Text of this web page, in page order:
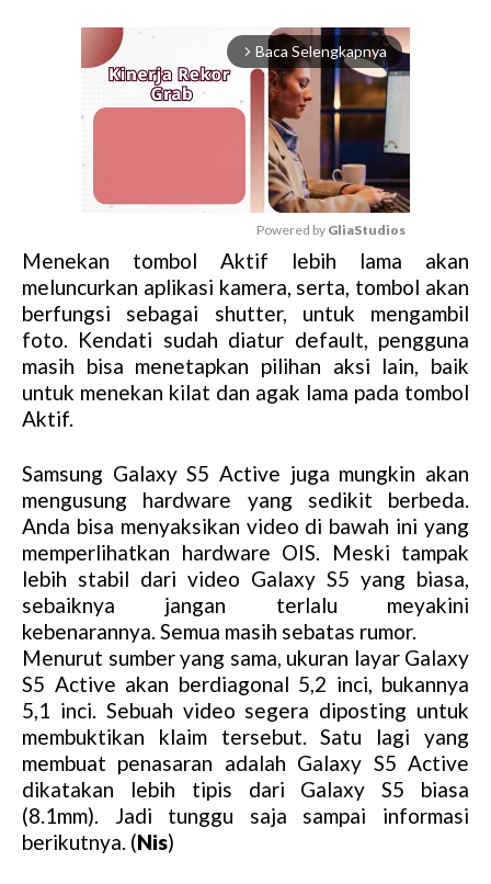
arrow_forward_ios Baca Selengkapnya
M
u
t
e
Powered by GliaStudios
Menekan tombol Aktif lebih lama akan
meluncurkan aplikasi kamera, serta, tombol akan
berfungsi sebagai shutter, untuk mengambil
foto. Kendati sudah diatur default, pengguna
masih bisa menetapkan pilihan aksi lain, baik
untuk menekan kilat dan agak lama pada tombol
Aktif.
Samsung Galaxy S5 Active juga mungkin akan
mengusung hardware yang sedikit berbeda.
Anda bisa menyaksikan video di bawah ini yang
memperlihatkan hardware OIS. Meski tampak
lebih stabil dari video Galaxy S5 yang biasa,
sebaiknya jangan terlalu meyakini
kebenarannya. Semua masih sebatas rumor.
Menurut sumber yang sama, ukuran layar Galaxy
S5 Active akan berdiagonal 5,2 inci, bukannya
5,1 inci. Sebuah video segera diposting untuk
membuktikan klaim tersebut. Satu lagi yang
membuat penasaran adalah Galaxy S5 Active
dikatakan lebih tipis dari Galaxy S5 biasa
(8.1mm). Jadi tunggu saja sampai informasi
berikutnya. (Nis)